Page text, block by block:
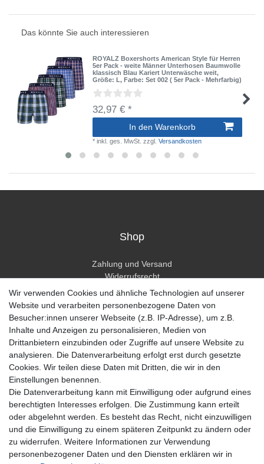
Das könnte Sie auch interessieren
ROYALZ Boxershorts American Style für Herren
5er Pack - weite Männer Unterhosen Baumwolle
klassisch Blau Kariert Unterwäsche weit,
Größe: L, Farbe: Set 002 ( 5er Pack - Mehrfarbig)
32,97 € *
In den Warenkorb
*inkl. ges. MwSt. zzgl.Versandkosten
Shop
Zahlung und Versand
Widerrufsrecht
Widerrufsformular
Hilfe
Mein Konto
Registrieren
Anmelden
Unternehmen
Kontakt
Datenschutzerklärung
AGB Kundeninformationen
Impressum
Wir verwenden Cookies und ähnliche Technologien auf unserer
Website und verarbeiten personenbezogene Daten von
Besucher:innen unserer Webseite (z.B. IP-Adresse), um z.B.
Inhalte und Anzeigen zu personalisieren, Medien von
Drittanbietern einzubinden oder Zugriffe auf unsere Website zu
analysieren. Die Datenverarbeitung erfolgt erst durch gesetzte
Cookies. Wir teilen diese Daten mit Dritten, die wir in den
Einstellungen benennen.
Die Datenverarbeitung kann mit Einwilligung oder aufgrund eines
berechtigten Interesses erfolgen. Die Zustimmung kann erteilt
oder abgelehnt werden. Es besteht das Recht, nicht einzuwilligen
und die Einwilligung zu einem späteren Zeitpunkt zu ändern oder
zu widerrufen. Weitere Informationen zur Verwendung
personenbezogener Daten und den Diensten erklären wir in